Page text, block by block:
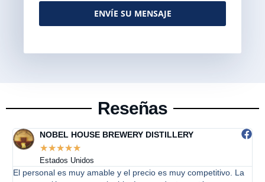
ENVÍE SU MENSAJE
Reseñas
NOBEL HOUSE BREWERY DISTILLERY
☆☆☆☆☆
Estados Unidos
El personal es muy amable y el precio es muy competitivo. La